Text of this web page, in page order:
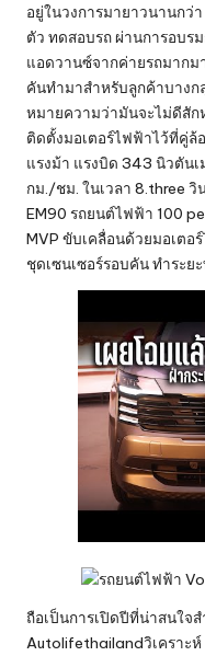
อยู่ในวงการมายาวนานกว่
ตัว ทดสอบรถ ผ่านการอบร
แอดวานซ์จากค่ายรถมากม
คันทำมาสำหรับลูกค้าบาง
หมายความว่ามันจะไม่ดีสัก
ติดตั้งมอเตอร์ไฟฟ้าไว้ที่คู่ล้
แรงม้า แรงบิด 343 นิวตันเ
กม./ชม. ในเวลา 8.three
EM90 รถยนต์ไฟฟ้า 100
MVP ขับเคลื่อนด้วยมอเต
ชุดเซนเซอร์รอบคัน ทำระย
ถือเป็นการเปิดปีที่น่าสนใจ
Autolifethailandวิเคราะห์